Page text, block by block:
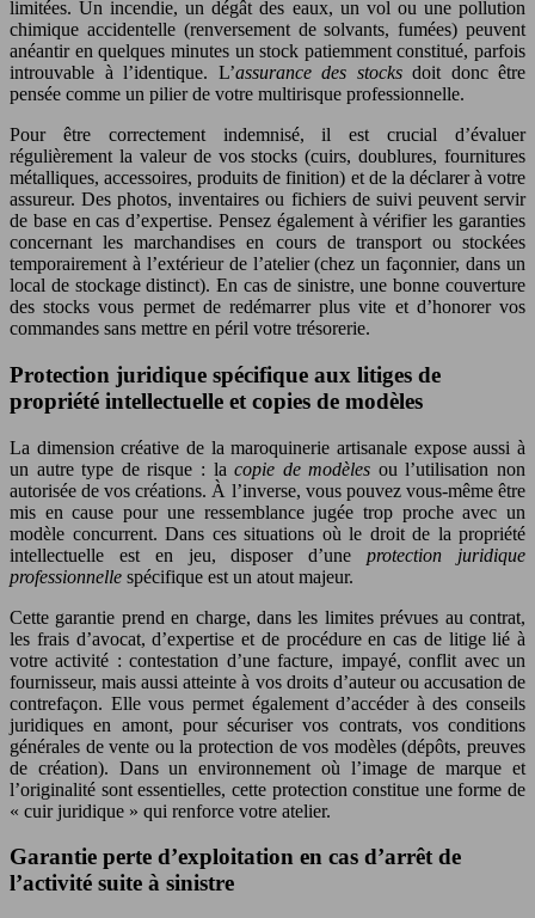
limitées. Un incendie, un dégât des eaux, un vol ou une pollution
chimique accidentelle (renversement de solvants, fumées) peuvent
anéantir en quelques minutes un stock patiemment constitué, parfois
introuvable à l’identique. L’assurance des stocksdoit donc être
pensée comme un pilier de votre multirisque professionnelle.
Pour être correctement indemnisé, il est crucial d’évaluer
régulièrement la valeur de vos stocks (cuirs, doublures, fournitures
métalliques, accessoires, produits de finition) et de la déclarer à votre
assureur. Des photos, inventaires ou fichiers de suivi peuvent servir
de base en cas d’expertise. Pensez également à vérifier les garanties
concernant les marchandises en cours de transport ou stockées
temporairement à l’extérieur de l’atelier (chez un façonnier, dans un
local de stockage distinct). En cas de sinistre, une bonne couverture
des stocks vous permet de redémarrer plus vite et d’honorer vos
commandes sans mettre en péril votre trésorerie.
Protection juridique spécifique aux litiges de
propriété intellectuelle et copies de modèles
La dimension créative de la maroquinerie artisanale expose aussi à
un autre type de risque : lacopie de modèles ou l’utilisation non
autorisée de vos créations. À l’inverse, vous pouvez vous-même être
mis en cause pour une ressemblance jugée trop proche avec un
modèle concurrent. Dans ces situations où le droit de la propriété
intellectuelle est en jeu, disposer d’uneprotection juridique
professionnelle spécifique est un atout majeur.
Cette garantie prend en charge, dans les limites prévues au contrat,
les frais d’avocat, d’expertise et de procédure en cas de litige lié à
votre activité : contestation d’une facture, impayé, conflit avec un
fournisseur, mais aussi atteinte à vos droits d’auteur ou accusation de
contrefaçon. Elle vous permet également d’accéder à des conseils
juridiques en amont, pour sécuriser vos contrats, vos conditions
générales de vente ou la protection de vos modèles (dépôts, preuves
de création). Dans un environnement où l’image de marque et
l’originalité sont essentielles, cette protection constitue une forme de
« cuir juridique » qui renforce votre atelier.
Garantie perte d’exploitation en cas d’arrêt de
l’activité suite à sinistre